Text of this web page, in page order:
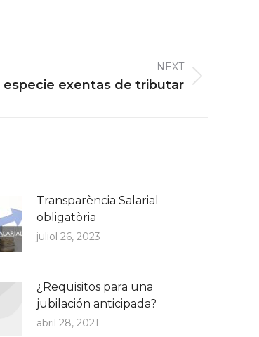
NEXT
especie exentas de tributar
Transparència Salarial
obligatòria
juliol 26, 2023
¿Requisitos para una
jubilación anticipada?
abril 28, 2021